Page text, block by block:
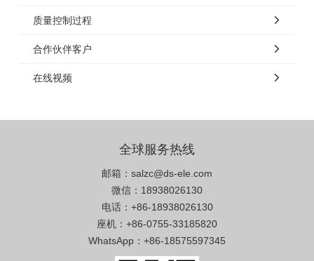
质量控制过程
合作伙伴客户
在线视频
全球服务热线
邮箱：salzc@ds-ele.com
微信：18938026130
电话：+86-18938026130
座机：+86-0755-33185820
WhatsApp：+86-18575597345